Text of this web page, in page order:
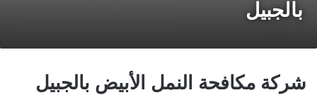
بالجبيل
شركة مكافحة النمل الأبيض بالجبيل